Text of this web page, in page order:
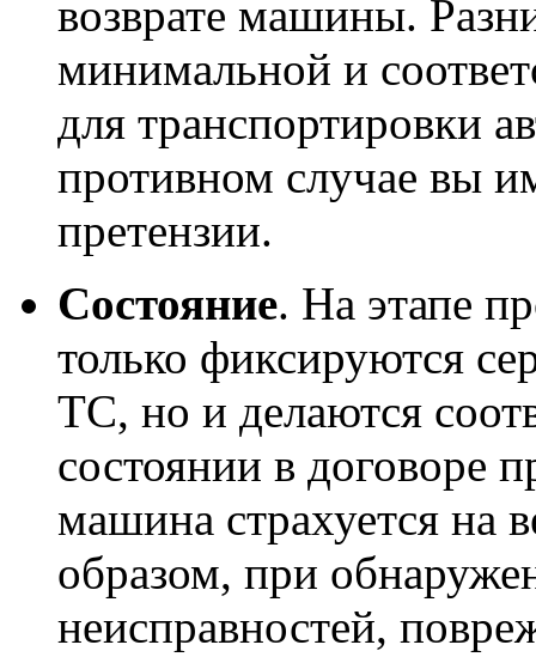
возврате машины.
минимальной и
для транспортировки
противном случае вы
претензии.
Состояние. На этапе
только фиксируются
ТС, но и делаются
состоянии в договоре
машина страхуется на
образом, при
неисправностей,